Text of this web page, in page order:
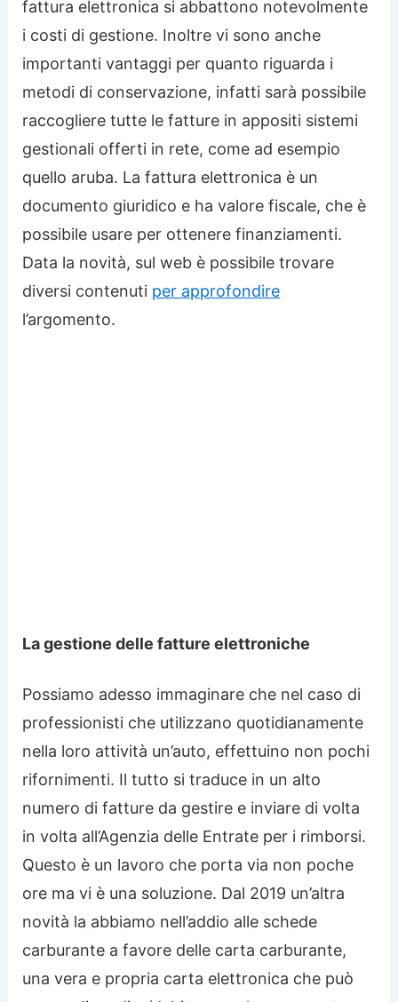
fattura elettronica si abbattono notevolmente
i costi di gestione. Inoltre vi sono anche
importanti vantaggi per quanto riguarda i
metodi di conservazione, infatti sarà possibile
raccogliere tutte le fatture in appositi sistemi
gestionali offerti in rete, come ad esempio
quello aruba. La fattura elettronica è un
documento giuridico e ha valore fiscale, che è
possibile usare per ottenere finanziamenti.
Data la novità, sul web è possibile trovare
diversi contenuti per approfondire
l’argomento.
La gestione delle fatture elettroniche
Possiamo adesso immaginare che nel caso di
professionisti che utilizzano quotidianamente
nella loro attività un’auto, effettuino non pochi
rifornimenti. Il tutto si traduce in un alto
numero di fatture da gestire e inviare di volta
in volta all’Agenzia delle Entrate per i rimborsi.
Questo è un lavoro che porta via non poche
ore ma vi è una soluzione. Dal 2019 un’altra
novità la abbiamo nell’addio alle schede
carburante a favore delle carta carburante,
una vera e propria carta elettronica che può